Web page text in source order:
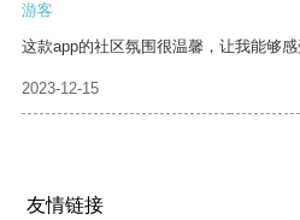
游客
这款app的社区氛围很温馨，让我能够感
2023-12-15
友情链接